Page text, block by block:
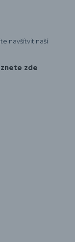
navšítvit naší
zde